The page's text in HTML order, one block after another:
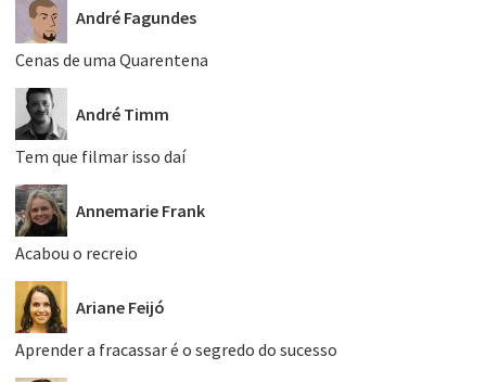
André Fagundes
Cenas de uma Quarentena
André Timm
Tem que filmar isso daí
Annemarie Frank
Acabou o recreio
Ariane Feijó
Aprender a fracassar é o segredo do sucesso